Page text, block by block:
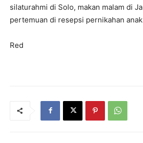
silaturahmi di Solo, makan malam di
pertemuan di resepsi pernikahan
Red